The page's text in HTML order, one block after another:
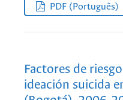
PDF (Português)
Factores de
ideación suicida